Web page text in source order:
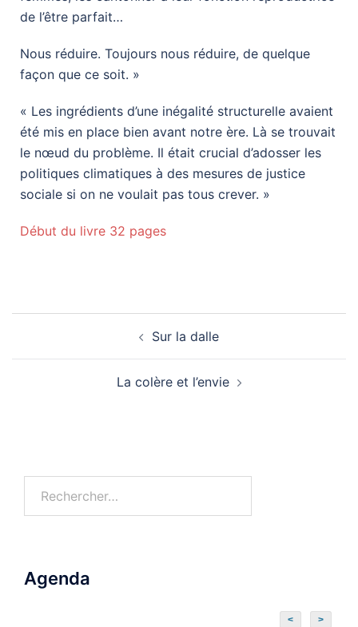
de l’être parfait…
Nous réduire. Toujours nous réduire, de quelque
façon que ce soit. »
« Les ingrédients d’une inégalité structurelle avaient
été mis en place bien avant notre ère. Là se trouvait
le nœud du problème. Il était crucial d’adosser les
politiques climatiques à des mesures de justice
sociale si on ne voulait pas tous crever. »
Début du livre 32 pages
Sur la dalle
La colère et l’envie
Agenda
< >